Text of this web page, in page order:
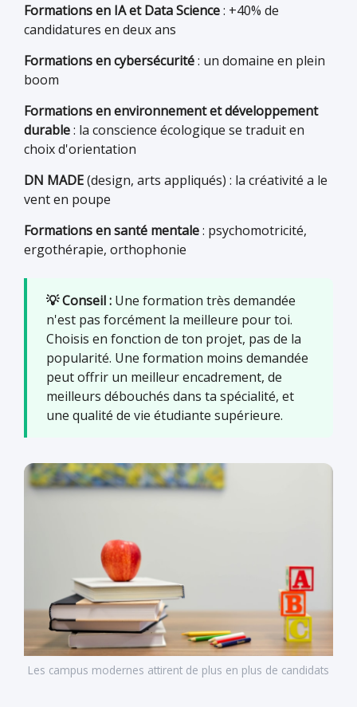
Formations en IA et Data Science: +40% de
candidatures en deux ans
Formations en cybersécurité: un domaine en plein
boom
Formations en environnement et développement
durable: la conscience écologique se traduit en
choix d'orientation
DN MADE(design, arts appliqués) : la créativité a le
vent en poupe
Formations en santé mentale: psychomotricité,
ergothérapie, orthophonie
💡 Conseil : Une formation très demandée
n'est pas forcément la meilleure pour toi.
Choisis en fonction de ton projet, pas de la
popularité. Une formation moins demandée
peut offrir un meilleur encadrement, de
meilleurs débouchés dans ta spécialité, et
une qualité de vie étudiante supérieure.
Les campus modernes attirent de plus en plus de candidats